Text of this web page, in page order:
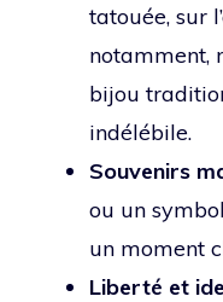
tatouée, sur
notamment,
bijou
indélébile.
Souvenirs
ou un
un moment
Liberté et